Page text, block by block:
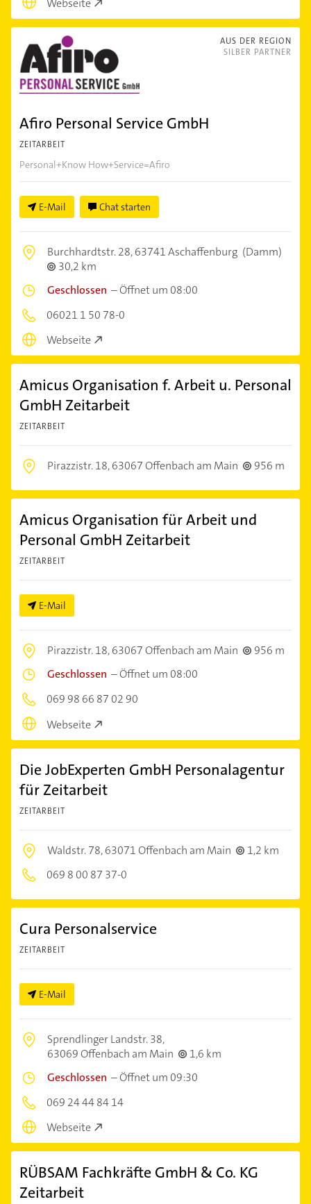
Webseite
AUS DER REGION
SILBER PARTNER
Afiro Personal Service GmbH
ZEITARBEIT
Personal+Know How+Service=Afiro
E-Mail Chat starten
Burchhardtstr. 28,63741 Aschaffenburg (Damm)
30,2 km
Geschlossen –Öffnet um 08:00
06021 1 50 78-0
Webseite
Amicus Organisation f. Arbeit u. Personal
GmbH Zeitarbeit
ZEITARBEIT
Pirazzistr. 18,63067 Offenbach am Main 956 m
Amicus Organisation für Arbeit und
Personal GmbH Zeitarbeit
ZEITARBEIT
E-Mail
Pirazzistr. 18,63067 Offenbach am Main
956 m
Geschlossen –Öffnet um 08:00
069 98 66 87 02 90
Webseite
Die JobExperten GmbH Personalagentur
für Zeitarbeit
ZEITARBEIT
Waldstr. 78,63071 Offenbach am Main
1,2 km
069 8 00 87 37-0
Cura Personalservice
ZEITARBEIT
E-Mail
Sprendlinger Landstr. 38,
63069 Offenbach am Main
1,6 km
Geschlossen –Öffnet um 09:30
069 24 44 84 14
Webseite
RÜBSAM Fachkräfte GmbH & Co. KG
Zeitarbeit